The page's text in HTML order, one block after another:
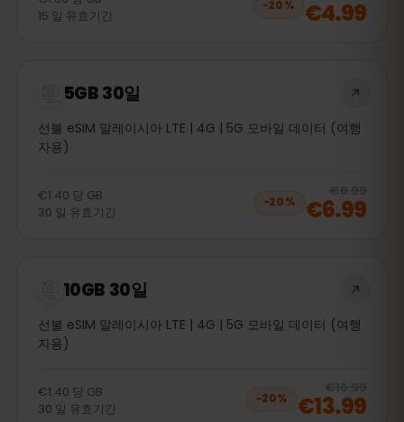
15 일 유효기간
−20% €4.99
5GB 30일
선불 eSIM 말레이시아 LTE | 4G | 5G 모바일 데이터 (여행
자용)
€1.40 당 GB
30 일 유효기간
−20%
€8.99
€6.99
10GB 30일
선불 eSIM 말레이시아 LTE | 4G | 5G 모바일 데이터 (여행
자용)
€1.40 당 GB
30 일 유효기간
−20%
€16.99
€13.99